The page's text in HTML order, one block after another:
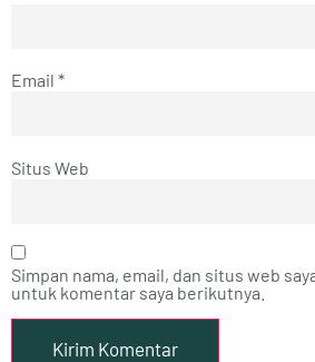
Email *
Situs Web
Simpan nama, email, dan situs web
untuk komentar saya berikutnya.